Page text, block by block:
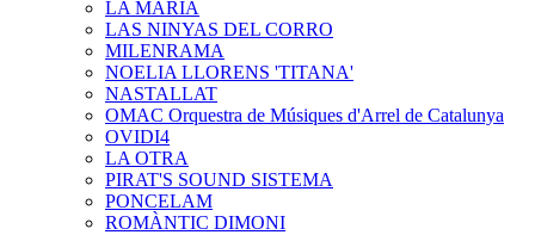
LA MARIA
LAS NINYAS DEL CORRO
MILENRAMA
NOELIA LLORENS 'TITANA'
NASTALLAT
OMAC Orquestra de Músiques d'Arrel de Catalunya
OVIDI4
LA OTRA
PIRAT'S SOUND SISTEMA
PONCELAM
ROMÀNTIC DIMONI